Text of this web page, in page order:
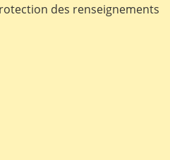
des renseignements